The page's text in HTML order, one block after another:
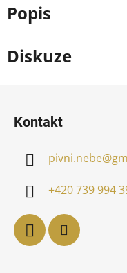
Popis
Diskuze
Kontakt
pivni.nebe@
+420 739 994